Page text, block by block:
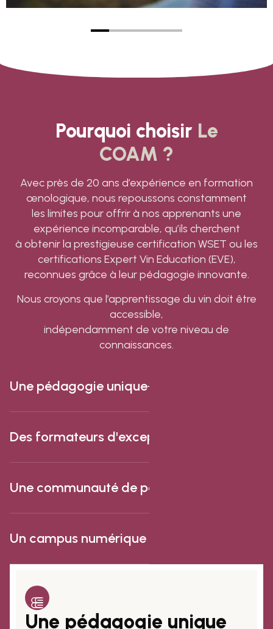
Pourquoi choisir Le
COAM ?
Avec près de 20 ans d’expérience en formation
œnologique, nous repoussons constamment
les limites pour offrir à nos apprenants une
expérience incomparable, qu’ils cherchent
à obtenir la prestigieuse certification WSET ou les
certifications Expert Vin Education (EVE),
reconnues grâce à leur pédagogie innovante.
Nous croyons que l’apprentissage du vin doit être
accessible,
indépendamment de votre niveau de
connaissances.
Une pédagogie unique
Des formateurs d'exception
Une communauté de passionnés
Un campus numérique innovant
Une pédagogie unique